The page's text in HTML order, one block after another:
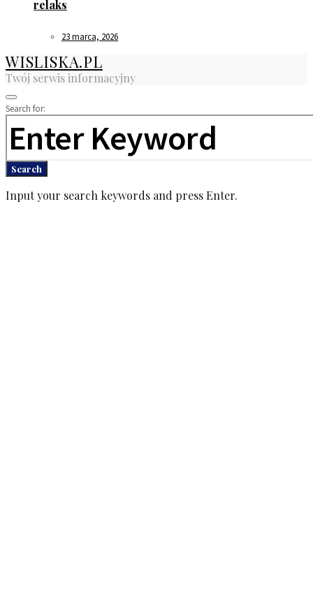
relaks
23 marca, 2026
WISLISKA.PL
Twój serwis informacyjny
Search for:
Search
Input your search keywords and press Enter.